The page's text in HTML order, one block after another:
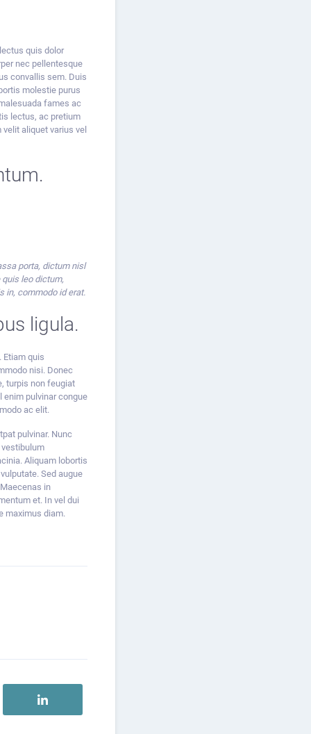
quis dolor
nec pellentesque
convallis sem. Duis
molestie purus
fames ac
lectus, ac pretium
aliquet varius vel
porta, dictum nisl
leo dictum,
in, commodo id erat.
ligula.
Etiam quis
nisi. Donec
turpis non feugiat
enim pulvinar congue
ac elit.
pulvinar. Nunc
Aliquam lobortis
Sed augue
in
et. In vel dui
maximus diam.